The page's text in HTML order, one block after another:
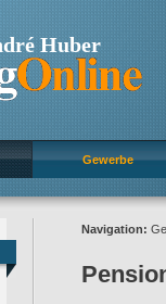
Huber
Gewerbe
Navigation: